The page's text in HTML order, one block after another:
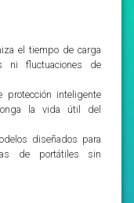
el tiempo de carga
ni fluctuaciones de
protección inteligente
la vida útil del
diseñados para
de portátiles sin